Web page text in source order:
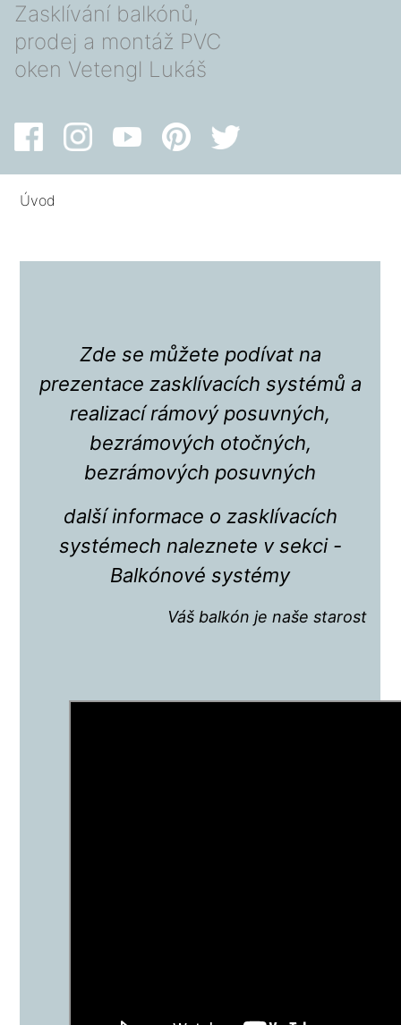
Zasklívání balkónů,
prodej a montáž PVC
oken Vetengl Lukáš
Úvod
Zde se můžete podívat na
prezentace zasklívacích systémů a
realizací rámový posuvných,
bezrámových otočných,
bezrámových posuvných
další informace o zasklívacích
systémech naleznete v sekci -
Balkónové systémy
Váš balkón je naše starost